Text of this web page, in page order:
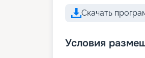
Скачать
Условия